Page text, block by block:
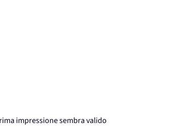
impressione sembra valido